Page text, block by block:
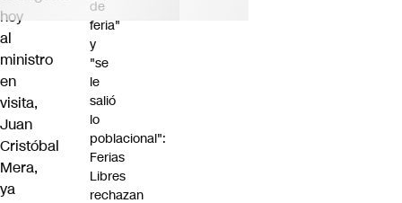
hoy
al
ministro
en
visita,
Juan
Cristóbal
Mera,
ya
de
feria"
y
"se
le
salió
lo
poblacional":
Ferias
Libres
rechazan